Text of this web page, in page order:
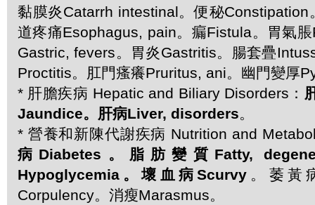
黏膜炎Catarrh intestinal。便秘Constipation
道疼痛Esophagus, pain。瘺Fistula。胃氣
Gastric, fevers。胃炎Gastritis。腸套疊
Proctitis。肛門瘙癢Pruritus, ani。幽門變厚
* 肝膽疾病 Hepatic and Biliary Disorders：
Jaundice。肝病Liver, disorders。
* 營養和新陳代謝疾病 Nutrition and
病Diabetes。脂肪變質Fatty,
Hypoglycemia。壞血病Scurvy 。萎黃
Corpulency。消瘦Marasmus。